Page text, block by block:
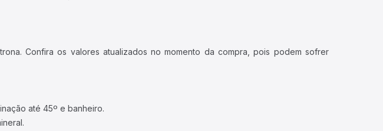
Confira os valores atualizados no momento da compra, pois podem sofrer
até 45º e banheiro.